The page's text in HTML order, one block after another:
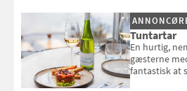
Tuntartar
En hurtig,
gæsterne
fantastisk at